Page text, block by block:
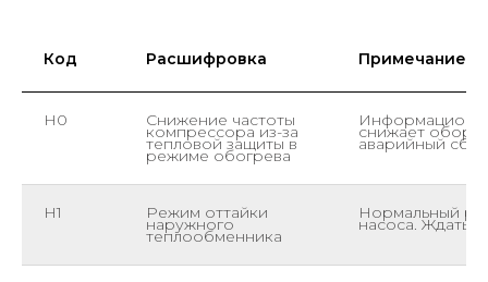
Код Расшифровка Примечание
H0 Снижение частоты
компрессора из-за
тепловой защиты в
режиме обогрева
снижает
аварийный
H1 Режим оттайки
наружного
теплообменника
Нормальный
насоса. Ждать